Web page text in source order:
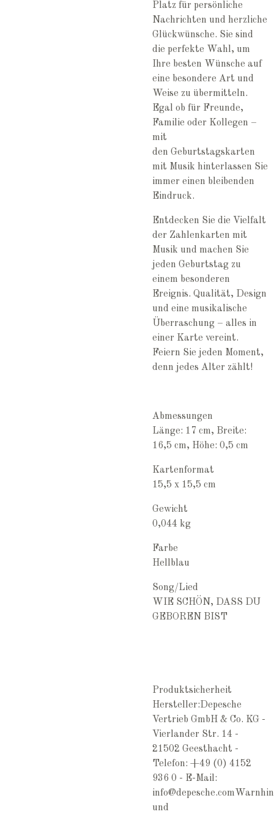
Platz für persönliche
Nachrichten und herzliche
Glückwünsche. Sie sind
die perfekte Wahl, um
Ihre besten Wünsche auf
eine besondere Art und
Weise zu übermitteln.
Egal ob für Freunde,
Familie oder Kollegen –
mit
den Geburtstagskarten
mit Musik hinterlassen Sie
immer einen bleibenden
Eindruck.
Entdecken Sie die Vielfalt
der Zahlenkarten mit
Musik und machen Sie
jeden Geburtstag zu
einem besonderen
Ereignis. Qualität, Design
und eine musikalische
Überraschung – alles in
einer Karte vereint.
Feiern Sie jeden Moment,
denn jedes Alter zählt!
Abmessungen
Länge: 17 cm, Breite:
16,5 cm, Höhe: 0,5 cm
Kartenformat
15,5 x 15,5 cm
Gewicht
0,044 kg
Farbe
Hellblau
Song/Lied
WIE SCHÖN, DASS DU
GEBOREN BIST
Produktsicherheit
Hersteller:Depesche
Vertrieb GmbH & Co. KG -
Vierlander Str. 14 -
21502 Geesthacht -
Telefon: +49 (0) 4152
936 0 - E-Mail:
und